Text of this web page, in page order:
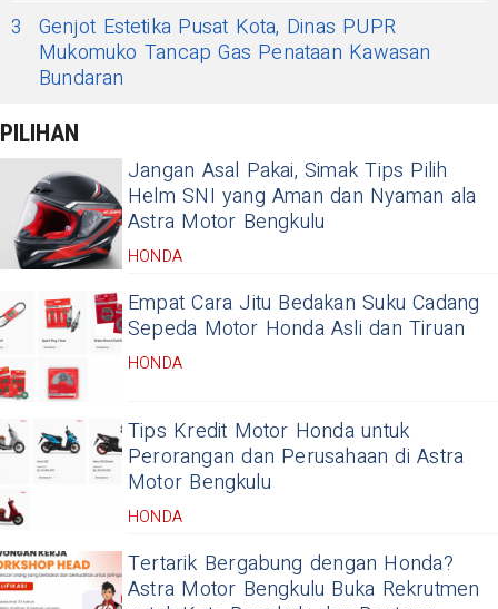
3
Genjot Estetika Pusat Kota, Dinas PUPR
Mukomuko Tancap Gas Penataan Kawasan
Bundaran
PILIHAN
Jangan Asal Pakai, Simak Tips Pilih
Helm SNI yang Aman dan Nyaman ala
Astra Motor Bengkulu
HONDA
Empat Cara Jitu Bedakan Suku Cadang
Sepeda Motor Honda Asli dan Tiruan
HONDA
Tips Kredit Motor Honda untuk
Perorangan dan Perusahaan di Astra
Motor Bengkulu
HONDA
Tertarik Bergabung dengan Honda?
Astra Motor Bengkulu Buka Rekrutmen